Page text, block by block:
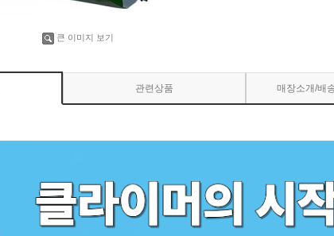
큰 이미지 보기
관련상품 매장소개/배